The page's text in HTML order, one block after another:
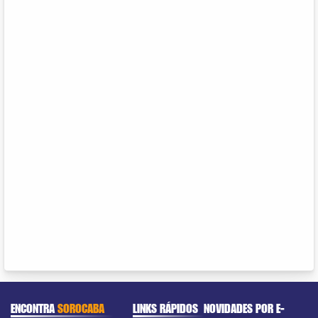
ENCONTRASOROCABA LINKS RÁPIDOS NOVIDADES POR E-